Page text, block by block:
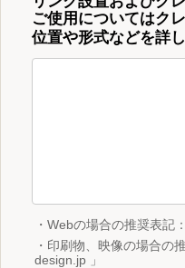
ご使用についてはク
位置や形式などを詳
・Webの場合の推奨表記
・印刷物、映像の場合の
design.jp 」